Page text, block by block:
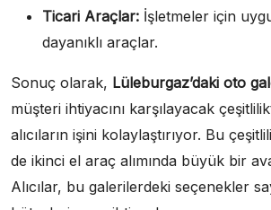
Ticari Araçlar: İşletmeler için
dayanıklı araçlar.
Sonuç olarak, Lüleburgaz’daki oto
müşteri ihtiyacını karşılayacak
alıcıların işini kolaylaştırıyor. Bu
de ikinci el araç alımında büyük bir
Alıcılar, bu galerilerdeki seçenekler